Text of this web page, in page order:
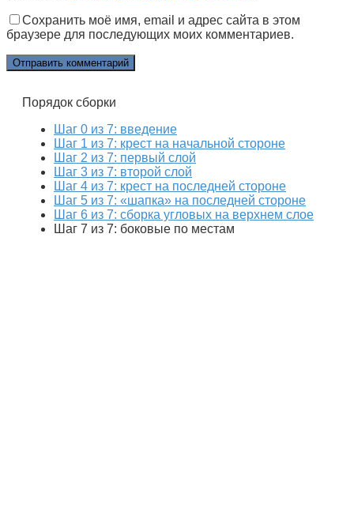
Сохранить моё имя, email и адрес сайта в этом
браузере для последующих моих комментариев.
Порядок сборки
Шаг 0 из 7: введение
Шаг 1 из 7: крест на начальной стороне
Шаг 2 из 7: первый слой
Шаг 3 из 7: второй слой
Шаг 4 из 7: крест на последней стороне
Шаг 5 из 7: «шапка» на последней стороне
Шаг 6 из 7: сборка угловых на верхнем слое
Шаг 7 из 7: боковые по местам